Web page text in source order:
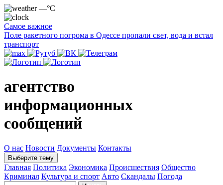
—°C
Самое важное
Поле ракетного погрома в Одессе пропали свет, вода и встал
транспорт
агентство
информационных
сообщений
О нас Новости Документы Контакты
Выберите тему
Главная Политика Экономика Происшествия Общество
Криминал Культура и спорт Авто Скандалы Погода